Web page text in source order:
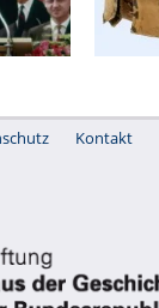
Kontakt